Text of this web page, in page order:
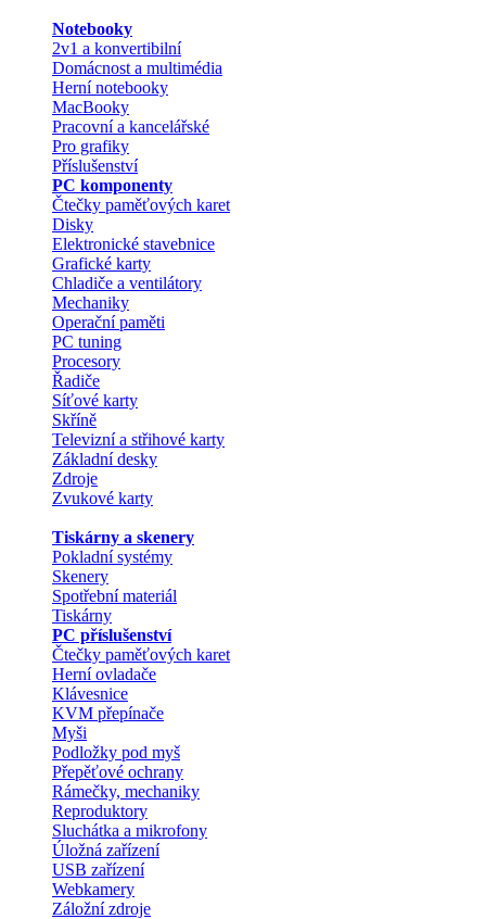
Notebooky
2v1 a konvertibilní
Domácnost a multimédia
Herní notebooky
MacBooky
Pracovní a kancelářské
Pro grafiky
Příslušenství
PC komponenty
Čtečky paměťových karet
Disky
Elektronické stavebnice
Grafické karty
Chladiče a ventilátory
Mechaniky
Operační paměti
PC tuning
Procesory
Řadiče
Síťové karty
Skříně
Televizní a střihové karty
Základní desky
Zdroje
Zvukové karty
Tiskárny a skenery
Pokladní systémy
Skenery
Spotřební materiál
Tiskárny
PC příslušenství
Čtečky paměťových karet
Herní ovladače
Klávesnice
KVM přepínače
Myši
Podložky pod myš
Přepěťové ochrany
Rámečky, mechaniky
Reproduktory
Sluchátka a mikrofony
Úložná zařízení
USB zařízení
Webkamery
Záložní zdroje